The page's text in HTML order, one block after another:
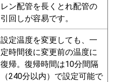
レン配管を長くとれ配管の
引回しが容易です。
設定温度を変更しても、一
定時間後に変更前の温度に
復帰。復帰時間は10分間隔
（240分以内）で設定可能で